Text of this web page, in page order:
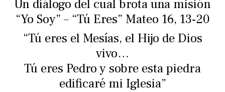
Un diálogo del cual brota una misión
“Yo Soy” – “Tú Eres” Mateo 16, 13-20
“Tú eres el Mesías, el Hijo de Dios
vivo…
Tú eres Pedro y sobre esta piedra
edificaré mi Iglesia”